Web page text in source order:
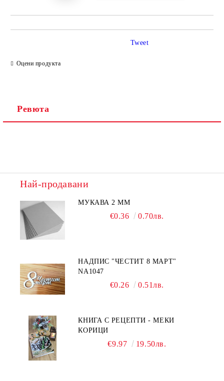
Оцени продукта
Tweet
Ревюта
Най-продавани
МУКАВА 2 ММ
€0.36 0.70лв.
НАДПИС "ЧЕСТИТ 8 МАРТ"
NA1047
€0.26 0.51лв.
КНИГА С РЕЦЕПТИ - МЕКИ
КОРИЦИ
€9.97 19.50лв.